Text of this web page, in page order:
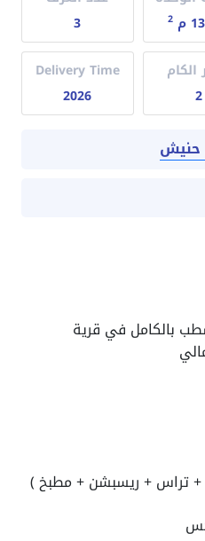
م
2
3
الكام
2
Delivery Time
2026
حنيش
للبيع متشطب بالكامل في قرية